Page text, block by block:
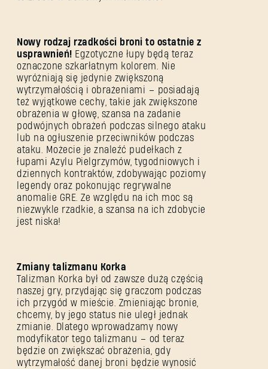
Nowy rodzaj rzadkości broni to ostatnie z
usprawnień! Egzotyczne łupy będą teraz
oznaczone szkarłatnym kolorem. Nie
wyróżniają się jedynie zwiększoną
wytrzymałością i obrażeniami – posiadają
też wyjątkowe cechy, takie jak zwiększone
obrażenia w głowę, szansa na zadanie
podwójnych obrażeń podczas silnego ataku
lub na ogłuszenie przeciwników podczas
ataku. Możecie je znaleźć pudełkach z
łupami Azylu Pielgrzymów, tygodniowych i
dziennych kontraktów, zdobywając poziomy
legendy oraz pokonując regrywalne
anomalie GRE. Ze względu na ich moc są
niezwykle rzadkie, a szansa na ich zdobycie
jest niska!
Zmiany talizmanu Korka
Talizman Korka był od zawsze dużą częścią
naszej gry, przydając się graczom podczas
ich przygód w mieście. Zmieniając bronie,
chcemy, by jego status nie uległ jednak
zmianie. Dlatego wprowadzamy nowy
modyfikator tego talizmanu – od teraz
będzie on zwiększać obrażenia, gdy
wytrzymałość danej broni będzie wynosić